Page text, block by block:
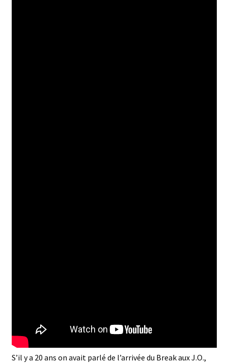
S’il y a 20 ans on avait parlé de l’arrivée du Break aux J.O.,